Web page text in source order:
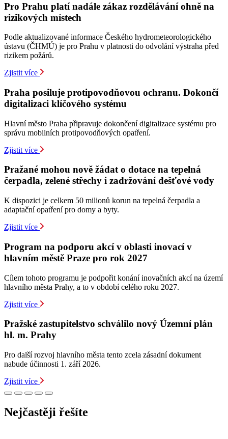
Pro Prahu platí nadále zákaz rozdělávání ohně na
rizikových místech
Podle aktualizované informace Českého hydrometeorologického
ústavu (ČHMÚ) je pro Prahu v platnosti do odvolání výstraha před
rizikem požárů.
Zjistit více
Praha posiluje protipovodňovou ochranu. Dokončí
digitalizaci klíčového systému
Hlavní město Praha připravuje dokončení digitalizace systému pro
správu mobilních protipovodňových opatření.
Zjistit více
Pražané mohou nově žádat o dotace na tepelná
čerpadla, zelené střechy i zadržování dešťové vody
K dispozici je celkem 50 milionů korun na tepelná čerpadla a
adaptační opatření pro domy a byty.
Zjistit více
Program na podporu akcí v oblasti inovací v
hlavním městě Praze pro rok 2027
Cílem tohoto programu je podpořit konání inovačních akcí na území
hlavního města Prahy, a to v období celého roku 2027.
Zjistit více
Pražské zastupitelstvo schválilo nový Územní plán
hl. m. Prahy
Pro další rozvoj hlavního města tento zcela zásadní dokument
nabude účinnosti 1. září 2026.
Zjistit více
Nejčastěji řešíte